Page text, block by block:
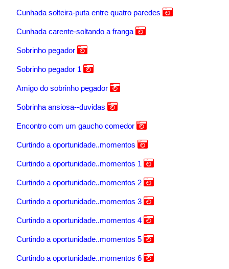
Cunhada solteira-puta entre quatro paredes
Cunhada carente-soltando a franga
Sobrinho pegador
Sobrinho pegador 1
Amigo do sobrinho pegador
Sobrinha ansiosa--duvidas
Encontro com um gaucho comedor
Curtindo a oportunidade..momentos
Curtindo a oportunidade..momentos 1
Curtindo a oportunidade..momentos 2
Curtindo a oportunidade..momentos 3
Curtindo a oportunidade..momentos 4
Curtindo a oportunidade..momentos 5
Curtindo a oportunidade..momentos 6